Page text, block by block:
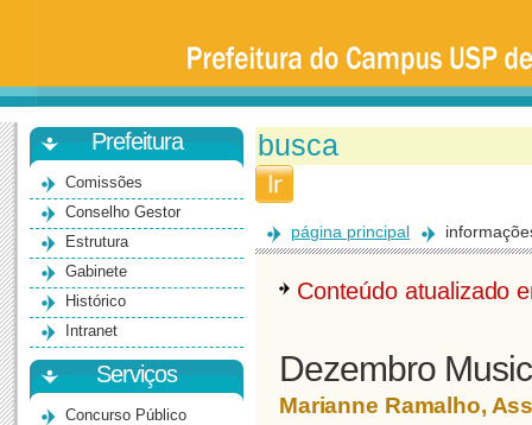
Universidade
São
Paulo
-
BauruPrefeitura
Comissões
Conselho Gestor
Estrutura
Gabinete
Histórico
Intranet
Serviços
Concurso Público
página principal
Conteúdo atualizado
Dezembro
Marianne Ramalho,